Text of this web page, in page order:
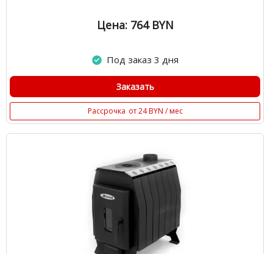
Цена: 764 BYN
Под заказ 3 дня
Заказать
Рассрочка от 24 BYN / мес